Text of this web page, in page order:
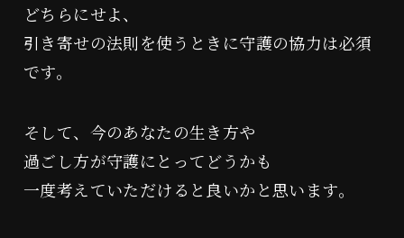
どちらにせよ、
引き寄せの法則を使うときに守護の協力は必須
です。
そして、今のあなたの生き方や
過ごし方が守護にとってどうかも
一度考えていただけると良いかと思います。